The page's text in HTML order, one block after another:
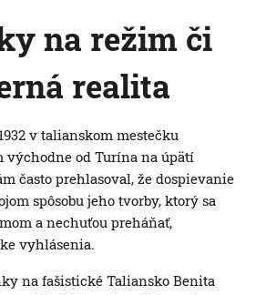
na režim či
realita
v talianskom mestečku
východne od Turína na úpätí
často prehlasoval, že dospievanie
spôsobu jeho tvorby, ktorý sa
a nechuťou preháňať,
vyhlásenia.
na fašistické Taliansko Benita